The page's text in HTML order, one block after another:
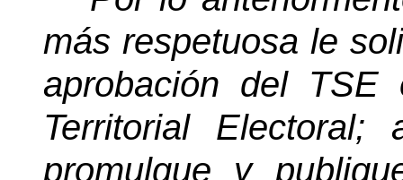
más respetuosa le
aprobación del
Territorial
promulgue y